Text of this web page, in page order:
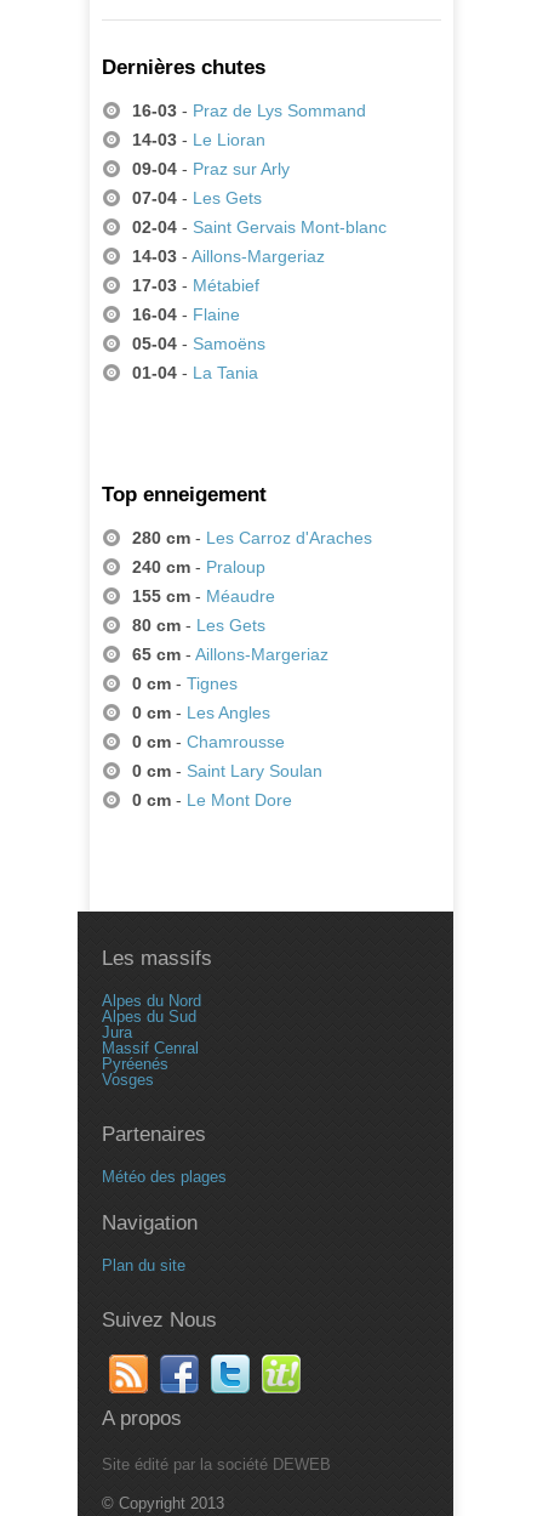
Dernières chutes
16-03 - Praz de Lys Sommand
14-03 - Le Lioran
09-04 - Praz sur Arly
07-04 - Les Gets
02-04 - Saint Gervais Mont-blanc
14-03 - Aillons-Margeriaz
17-03 - Métabief
16-04 - Flaine
05-04 - Samoëns
01-04 - La Tania
Top enneigement
280 cm - Les Carroz d'Araches
240 cm - Praloup
155 cm - Méaudre
80 cm - Les Gets
65 cm - Aillons-Margeriaz
0 cm - Tignes
0 cm - Les Angles
0 cm - Chamrousse
0 cm - Saint Lary Soulan
0 cm - Le Mont Dore
Les massifs
Alpes du Nord
Alpes du Sud
Jura
Massif Cenral
Pyréenés
Vosges
Partenaires
Météo des plages
Navigation
Plan du site
Suivez Nous
A propos
Site édité par la société DEWEB
© Copyright 2013